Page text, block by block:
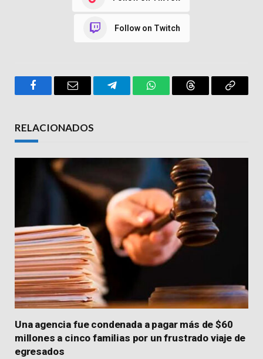
Follow on Twitch
FacebookEmail TelegramWhatsAppThreads Copy
RELACIONADOS
Una agencia fue condenada a pagar más de $60
millones a cinco familias por un frustrado viaje de
egresados